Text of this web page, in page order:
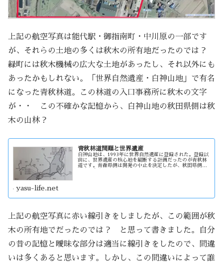
上記の航空写真は能代駅・御指南町・中川原の一部です
が、それらの土地の多くは秋木の所有地だったのでは？
緑町には秋木機械の広大な土地があったし、それ以外にも
あったかもしれない。「世界自然遺産・白神山地」で有名
になった青秋林道。この林道の入口事務所に秋木の文字
が・・ この不確かな記憶から、白神山地の秋田県側は秋
木の山林？
青秋林道問題と世界遺産
白神山地は、1993年に世界自然遺産に登録された。登録以
前に、世界遺産の核心地を縦断する計画だったのが青秋林
道です。青森県側は開発の中止を決定したが、秋田県側は
yasu-life.net
上記の航空写真に赤い線引きをしましたが、この範囲が秋
木の所有地でだったのでは？ と思って書きました。自分
の昔の記憶と曖昧な部分は適当に線引きをしたので、間違
いは多くあると思います。しかし、この間違いによって誰